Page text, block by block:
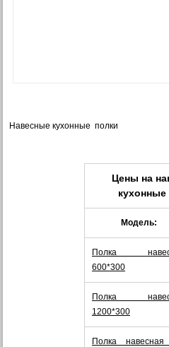
Навесные кухонные полки
Цены на
кухонные
Модель:
Полка
600*300
Полка
1200*300
Полка